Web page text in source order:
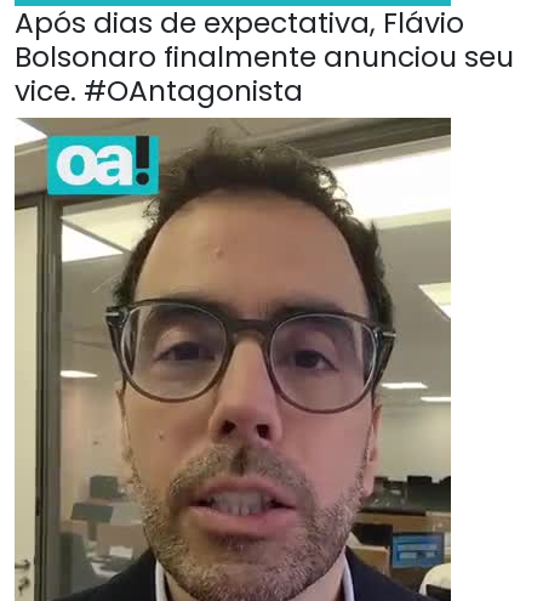
Após dias de expectativa, Flávio
Bolsonaro finalmente anunciou seu
vice. #OAntagonista